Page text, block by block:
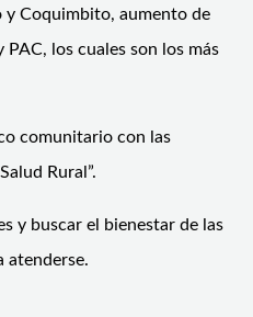
y Coquimbito, aumento de
los cuales son los más
comunitario con las
Rural”.
y buscar el bienestar de las
atenderse.